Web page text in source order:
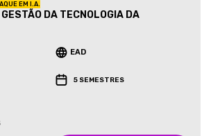
EM I.A.
DA TECNOLOGIA DA
EAD
5 SEMESTRES